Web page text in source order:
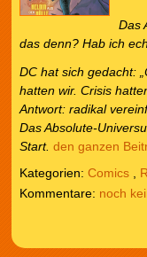
Das
das denn? Hab ich
DC hat sich gedacht:
hatten wir. Crisis
Antwort: radikal
Das Absolute-
Start. den ganzen
Kategorien: Comics,
noch